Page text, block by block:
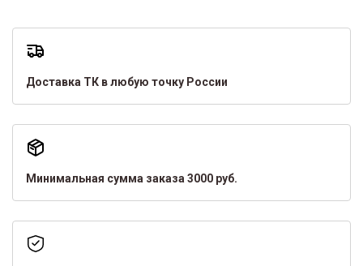
Доставка ТК в любую точку России
Минимальная сумма заказа 3000 руб.